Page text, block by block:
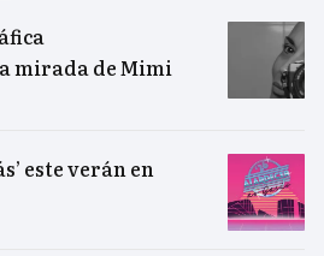
mirada de Mimi
este verán en